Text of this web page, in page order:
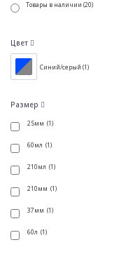
Товары в наличии (20)
Цвет
Синий/серый (1)
Размер
25мм (1)
60мл (1)
210мл (1)
210мм (1)
37мм (1)
60л (1)